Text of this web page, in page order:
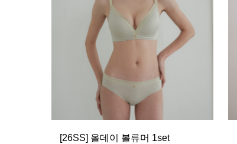
[26SS] 올데이 볼류머 1set